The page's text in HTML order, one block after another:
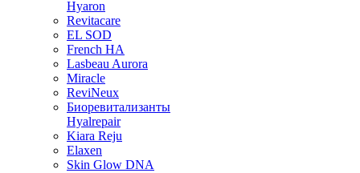
Hyaron
Revitacare
EL SOD
French HA
Lasbeau Aurora
Miracle
ReviNeux
Биоревитализанты
Hyalrepair
Kiara Reju
Elaxen
Skin Glow DNA